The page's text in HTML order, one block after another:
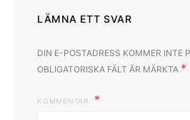
LÄMNA ETT SVAR
DIN E-POSTADRESS KOMMER INTE
OBLIGATORISKA FÄLT ÄR MÄRKTA *
KOMMENTAR